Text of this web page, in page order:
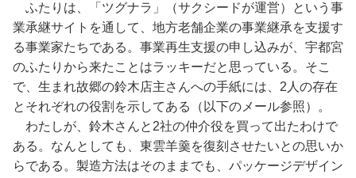
ふたりは、「ツグナラ」（サクシードが運営）という事
業承継サイトを通して、地方老舗企業の事業継承を支援す
る事業家たちである。事業再生支援の申し込みが、宇都宮
のふたりから来たことはラッキーだと思っている。そこ
で、生まれ故郷の鈴木店主さんへの手紙には、2人の存在
とそれぞれの役割を示してある（以下のメール参照）。
わたしが、鈴木さんと2社の仲介役を買って出たわけで
ある。なんとしても、東雲羊羹を復刻させたいとの思いか
らである。製造方法はそのままでも、パッケージデザイン